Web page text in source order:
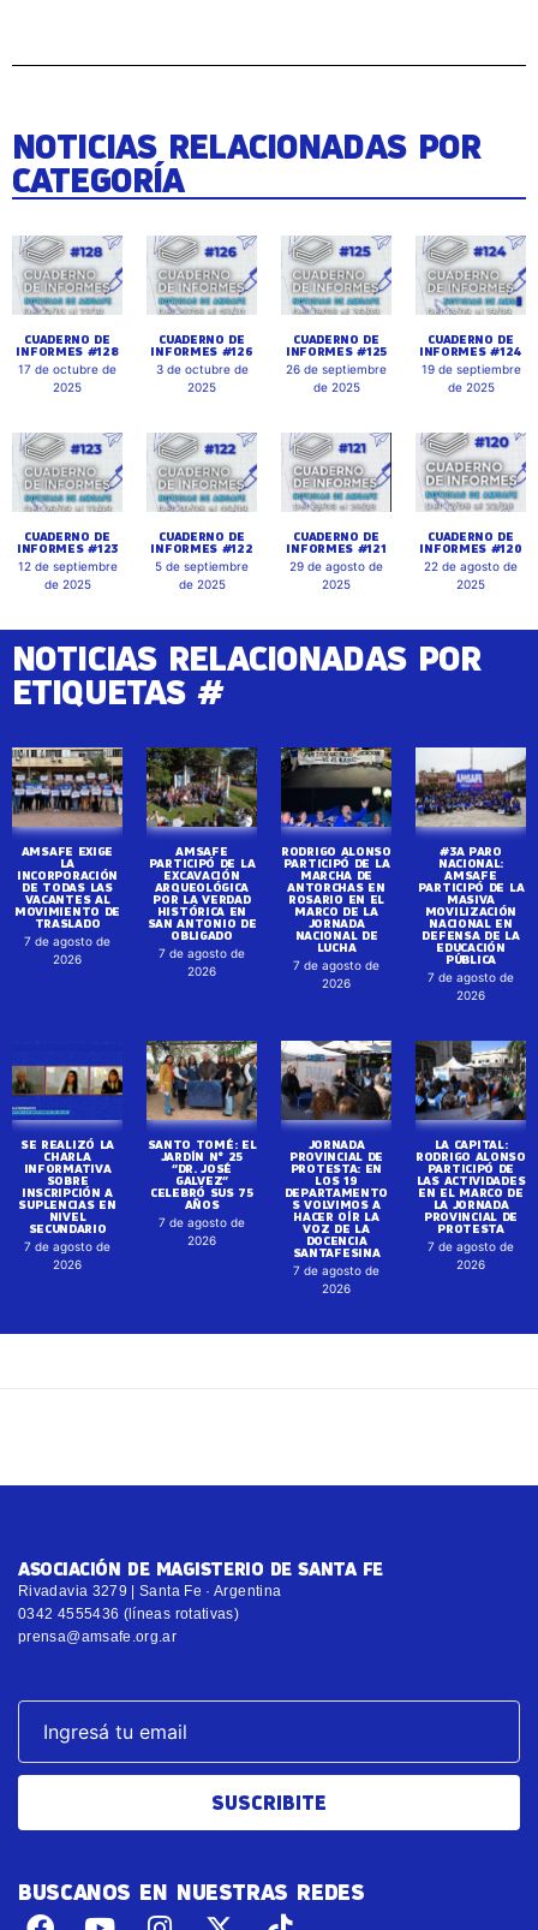
NOTICIAS RELACIONADAS POR
CATEGORÍA
CUADERNO DE
INFORMES #128
17 de octubre de
2025
CUADERNO DE
INFORMES #126
3 de octubre de
2025
CUADERNO DE
INFORMES #125
26 de septiembre
de 2025
CUADERNO DE
INFORMES #124
19 de septiembre
de 2025
CUADERNO DE
INFORMES #123
12 de septiembre
de 2025
CUADERNO DE
INFORMES #122
5 de septiembre
de 2025
CUADERNO DE
INFORMES #121
29 de agosto de
2025
CUADERNO DE
INFORMES #120
22 de agosto de
2025
NOTICIAS RELACIONADAS POR
ETIQUETAS #
AMSAFE EXIGE
LA
INCORPORACIÓN
DE TODAS LAS
VACANTES AL
MOVIMIENTO DE
TRASLADO
7 de agosto de
2026
AMSAFE
PARTICIPÓ DE LA
EXCAVACIÓN
ARQUEOLÓGICA
POR LA VERDAD
HISTÓRICA EN
SAN ANTONIO DE
OBLIGADO
7 de agosto de
2026
RODRIGO ALONSO
PARTICIPÓ DE LA
MARCHA DE
ANTORCHAS EN
ROSARIO EN EL
MARCO DE LA
JORNADA
NACIONAL DE
LUCHA
7 de agosto de
2026
#3A PARO
NACIONAL:
AMSAFE
PARTICIPÓ DE LA
MASIVA
MOVILIZACIÓN
NACIONAL EN
DEFENSA DE LA
EDUCACIÓN
PÚBLICA
7 de agosto de
2026
SE REALIZÓ LA
CHARLA
INFORMATIVA
SOBRE
INSCRIPCIÓN A
SUPLENCIAS EN
NIVEL
SECUNDARIO
7 de agosto de
2026
SANTO TOMÉ: EL
JARDÍN N° 25
“DR. JOSÉ
GALVEZ”
CELEBRÓ SUS 75
AÑOS
7 de agosto de
2026
JORNADA
PROVINCIAL DE
PROTESTA: EN
LOS 19
DEPARTAMENTO
S VOLVIMOS A
HACER OÍR LA
VOZ DE LA
DOCENCIA
SANTAFESINA
7 de agosto de
2026
LA CAPITAL:
RODRIGO ALONSO
PARTICIPÓ DE
LAS ACTIVIDADES
EN EL MARCO DE
LA JORNADA
PROVINCIAL DE
PROTESTA
7 de agosto de
2026
ASOCIACIÓN DE MAGISTERIO DE SANTA FE
Rivadavia 3279 | Santa Fe · Argentina
0342 4555436 (líneas rotativas)
prensa@amsafe.org.ar
SUSCRIBITE
BUSCANOS EN NUESTRAS REDES